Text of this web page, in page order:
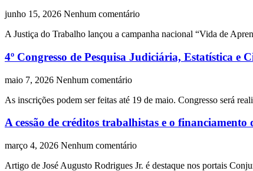
junho 15, 2026 Nenhum comentário
A Justiça do Trabalho lançou a campanha nacional “Vida de
4º Congresso de Pesquisa Judiciária, Estatística e
maio 7, 2026 Nenhum comentário
As inscrições podem ser feitas até 19 de maio. Congresso será
A cessão de créditos trabalhistas e o
março 4, 2026 Nenhum comentário
Artigo de José Augusto Rodrigues Jr. é destaque nos portais